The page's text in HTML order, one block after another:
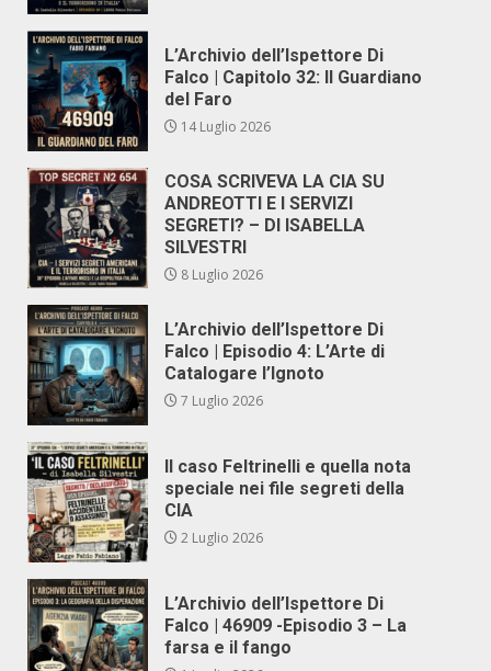
L’Archivio dell’Ispettore Di
Falco | Capitolo 32: Il Guardiano
del Faro
14 Luglio 2026
COSA SCRIVEVA LA CIA SU
ANDREOTTI E I SERVIZI
SEGRETI? – DI ISABELLA
SILVESTRI
8 Luglio 2026
L’Archivio dell’Ispettore Di
Falco | Episodio 4: L’Arte di
Catalogare l’Ignoto
7 Luglio 2026
Il caso Feltrinelli e quella nota
speciale nei file segreti della
CIA
2 Luglio 2026
L’Archivio dell’Ispettore Di
Falco | 46909 -Episodio 3 – La
farsa e il fango